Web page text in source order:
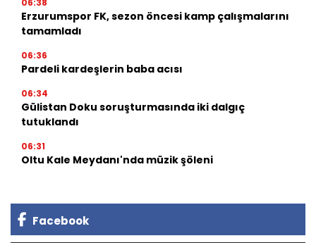
06:38
Erzurumspor FK, sezon öncesi kamp çalışmalarını
tamamladı
06:36
Pardeli kardeşlerin baba acısı
06:34
Gülistan Doku soruşturmasında iki dalgıç
tutuklandı
06:31
Oltu Kale Meydanı'nda müzik şöleni
Facebook